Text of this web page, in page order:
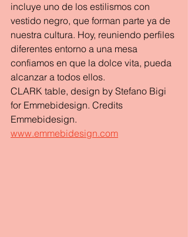
incluye uno de los estilismos con
vestido negro, que forman parte ya de
nuestra cultura. Hoy, reuniendo perfiles
diferentes entorno a una mesa
confiamos en que la dolce vita, pueda
alcanzar a todos ellos.
CLARK table, design by Stefano Bigi
for Emmebidesign. Credits
Emmebidesign.
www.emmebidesign.com